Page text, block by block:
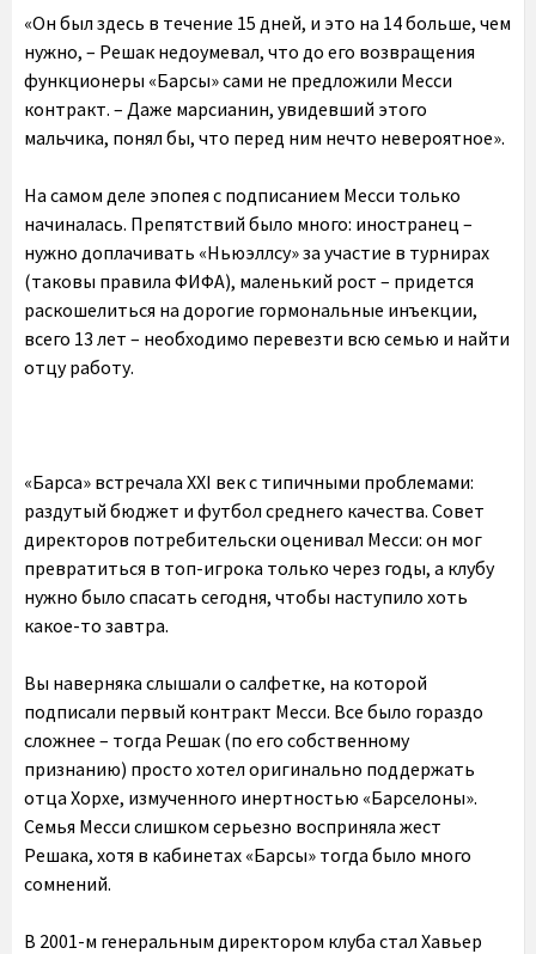
«Он был здесь в течение 15 дней, и это на 14 больше, чем
нужно, – Решак недоумевал, что до его возвращения
функционеры «Барсы» сами не предложили Месси
контракт. – Даже марсианин, увидевший этого
мальчика, понял бы, что перед ним нечто невероятное».
На самом деле эпопея с подписанием Месси только
начиналась. Препятствий было много: иностранец –
нужно доплачивать «Ньюэллсу» за участие в турнирах
(таковы правила ФИФА), маленький рост – придется
раскошелиться на дорогие гормональные инъекции,
всего 13 лет – необходимо перевезти всю семью и найти
отцу работу.
«Барса» встречала XXI век с типичными проблемами:
раздутый бюджет и футбол среднего качества. Совет
директоров потребительски оценивал Месси: он мог
превратиться в топ-игрока только через годы, а клубу
нужно было спасать сегодня, чтобы наступило хоть
какое-то завтра.
Вы наверняка слышали о салфетке, на которой
подписали первый контракт Месси. Все было гораздо
сложнее – тогда Решак (по его собственному
признанию) просто хотел оригинально поддержать
отца Хорхе, измученного инертностью «Барселоны».
Семья Месси слишком серьезно восприняла жест
Решака, хотя в кабинетах «Барсы» тогда было много
сомнений.
В 2001-м генеральным директором клуба стал Хавьер